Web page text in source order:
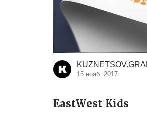
15 нояб. 2017
EastWest Kids